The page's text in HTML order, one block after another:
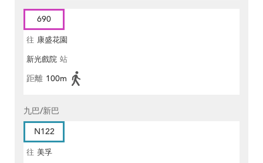
690
往 康盛花園
新光戲院 站
距離 100m
九巴/新巴
N122
往 美孚